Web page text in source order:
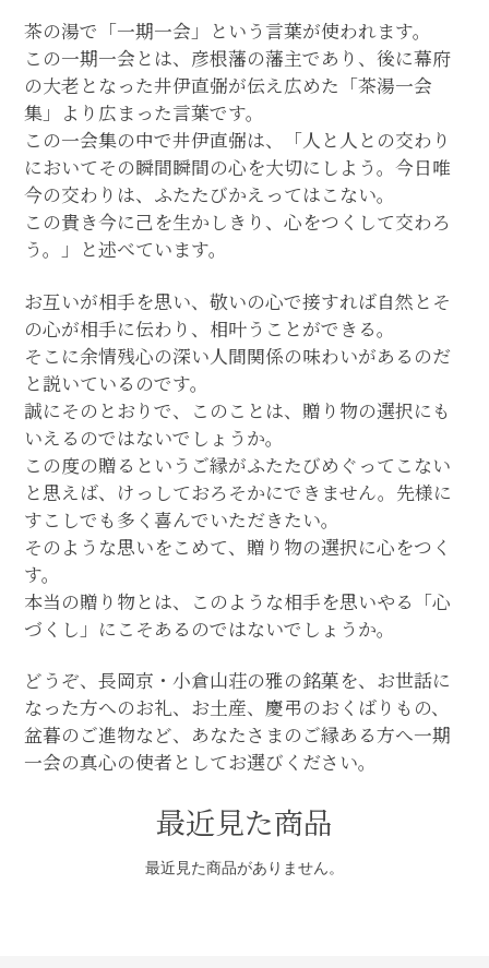
茶の湯で「一期一会」という言葉が使われます。
この一期一会とは、彦根藩の藩主であり、後に幕府
の大老となった井伊直弼が伝え広めた「茶湯一会
集」より広まった言葉です。
この一会集の中で井伊直弼は、「人と人との交わり
においてその瞬間瞬間の心を大切にしよう。今日唯
今の交わりは、ふたたびかえってはこない。
この貴き今に己を生かしきり、心をつくして交わろ
う。」と述べています。
お互いが相手を思い、敬いの心で接すれば自然とそ
の心が相手に伝わり、相叶うことができる。
そこに余情残心の深い人間関係の味わいがあるのだ
と説いているのです。
誠にそのとおりで、このことは、贈り物の選択にも
いえるのではないでしょうか。
この度の贈るというご縁がふたたびめぐってこない
と思えば、けっしておろそかにできません。先様に
すこしでも多く喜んでいただきたい。
そのような思いをこめて、贈り物の選択に心をつく
す。
本当の贈り物とは、このような相手を思いやる「心
づくし」にこそあるのではないでしょうか。
どうぞ、長岡京・小倉山荘の雅の銘菓を、お世話に
なった方へのお礼、お土産、慶弔のおくばりもの、
盆暮のご進物など、あなたさまのご縁ある方へ一期
一会の真心の使者としてお選びください。
最近見た商品
最近見た商品がありません。